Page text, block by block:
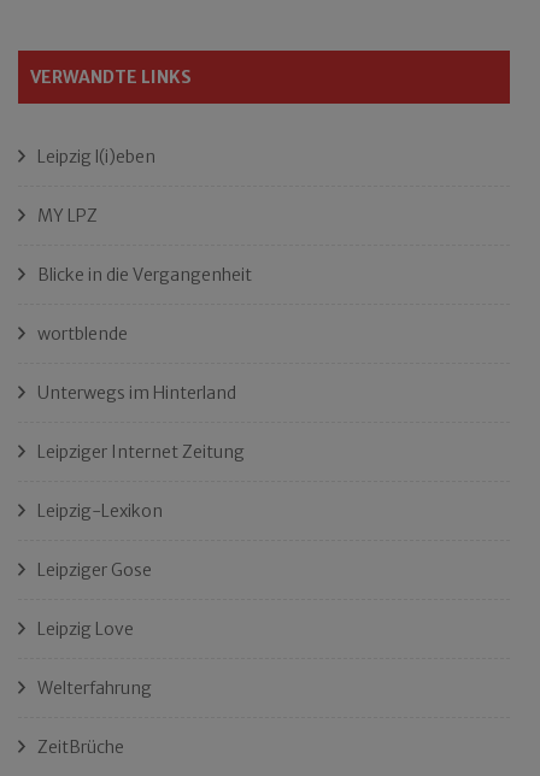
VERWANDTE LINKS
Leipzig l(i)eben
MY LPZ
Blicke in die Vergangenheit
wortblende
Unterwegs im Hinterland
Leipziger Internet Zeitung
Leipzig-Lexikon
Leipziger Gose
Leipzig Love
Welterfahrung
ZeitBrüche